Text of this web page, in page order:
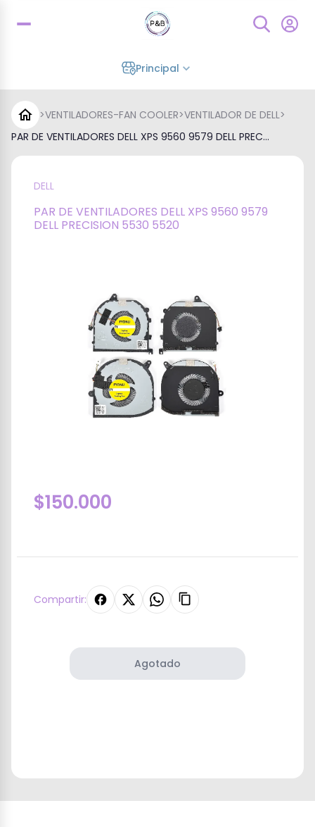
Principal
>VENTILADORES-FAN COOLER>VENTILADOR DE DELL>
PAR DE VENTILADORES DELL XPS 9560 9579 DELL PREC...
DELL
PAR DE VENTILADORES DELL XPS 9560 9579
DELL PRECISION 5530 5520
$150.000
Compartir:
Agotado